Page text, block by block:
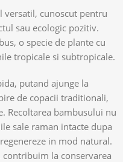
versatil, cunoscut pentru
sau ecologic pozitiv.
o specie de plante cu
tropicale si subtropicale.
putand ajunge la
de copacii traditionali,
Recoltarea bambusului nu
sale raman intacte dupa
in mod natural.
la conservarea